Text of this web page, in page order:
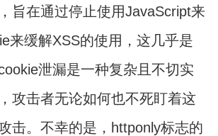
旨在通过停止使用JavaScript来
来缓解XSS的使用，这几乎是
泄漏是一种复杂且不切实
攻击者无论如何也不死盯着这
击。不幸的是，httponly标志的